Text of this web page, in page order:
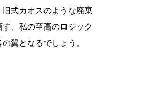
旧式カオスのような廃棄
、私の至高のロジック
翼となるでしょう。